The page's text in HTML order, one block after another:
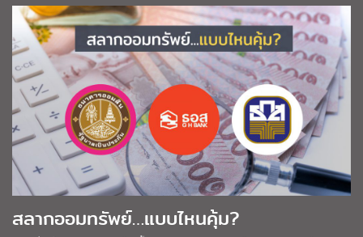
สลากออมทรัพย์…แบบไหนคุ้ม?